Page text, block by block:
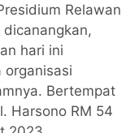
Relawan
dicanangkan,
hari ini
organisasi
Bertempat
Harsono RM 54